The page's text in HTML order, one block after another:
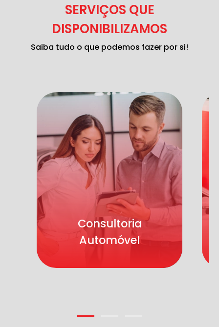
SERVIÇOS QUE
DISPONIBILIZAMOS
Saiba tudo o que podemos fazer por si!
Consultoria
Automóvel